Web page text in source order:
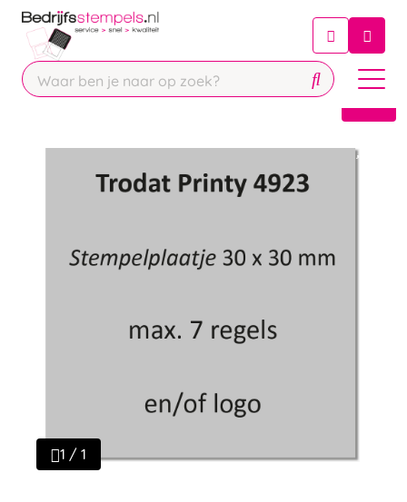
Chatbot
Chat 24/7 met onze chatbot voor
Contact
1 / 1